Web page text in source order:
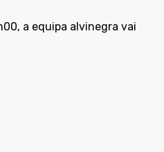
a equipa alvinegra vai